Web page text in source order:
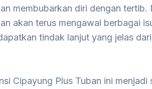
membubarkan diri dengan tertib.
akan terus mengawal berbagai
tindak lanjut yang jelas
Cipayung Plus Tuban ini menjadi